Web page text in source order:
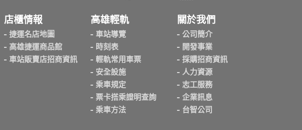
店櫃情報
捷運名店地圖
高雄捷運商品館
車站販賣店招商資訊
高雄輕軌
車站導覽
時刻表
輕軌常用車票
安全設施
乘車規定
票卡搭乘證明查詢
乘車方法
關於我們
公司簡介
開發事業
採購招商資訊
人力資源
志工服務
企業訊息
台智公司